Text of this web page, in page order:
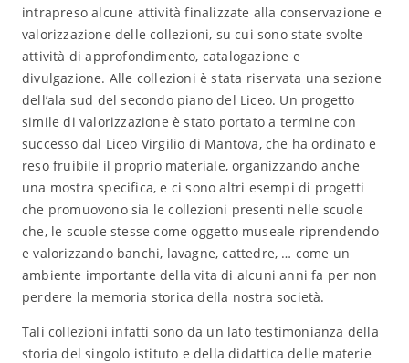
intrapreso alcune attività finalizzate alla conservazione e
valorizzazione delle collezioni, su cui sono state svolte
attività di approfondimento, catalogazione e
divulgazione. Alle collezioni è stata riservata una sezione
dell’ala sud del secondo piano del Liceo. Un progetto
simile di valorizzazione è stato portato a termine con
successo dal Liceo Virgilio di Mantova, che ha ordinato e
reso fruibile il proprio materiale, organizzando anche
una mostra specifica, e ci sono altri esempi di progetti
che promuovono sia le collezioni presenti nelle scuole
che, le scuole stesse come oggetto museale riprendendo
e valorizzando banchi, lavagne, cattedre, … come un
ambiente importante della vita di alcuni anni fa per non
perdere la memoria storica della nostra società.
Tali collezioni infatti sono da un lato testimonianza della
storia del singolo istituto e della didattica delle materie